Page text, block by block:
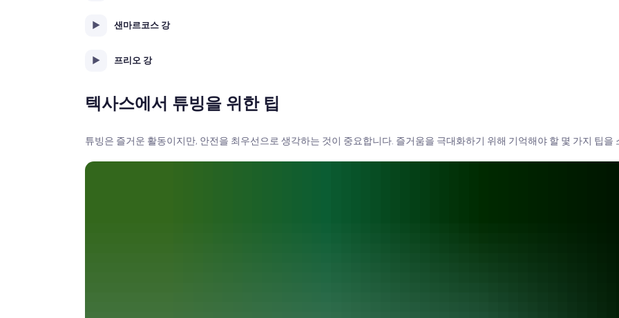
샌마르코스 강
프리오 강
텍사스에서 튜빙을 위한 팁
튜빙은 즐거운 활동이지만, 안전을 최우선으로 생각하는 것이 중요합니다. 즐거움을 극대화하기 위해 기억해야 할 몇 가지 팁을